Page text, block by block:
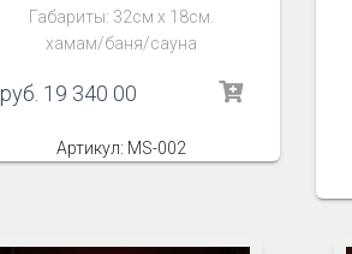
Габариты: 32см х 18см.
хамам/баня/сауна
руб. 19 340 00
Артикул: MS-002